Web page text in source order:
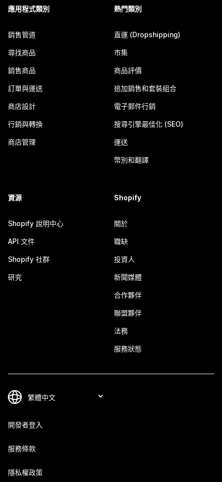
應用程式類別
銷售管道
尋找商品
銷售商品
訂單與運送
商店設計
行銷與轉換
商店管理
熱門類別
直運 (Dropshipping)
市集
商品評價
追加銷售和套裝組合
電子郵件行銷
搜尋引擎最佳化 (SEO)
運送
幣別和翻譯
資源
Shopify 說明中心
API 文件
Shopify 社群
研究
Shopify
關於
職缺
投資人
新聞媒體
合作夥伴
聯盟夥伴
法務
服務狀態
開發者登入
服務條款
隱私權政策